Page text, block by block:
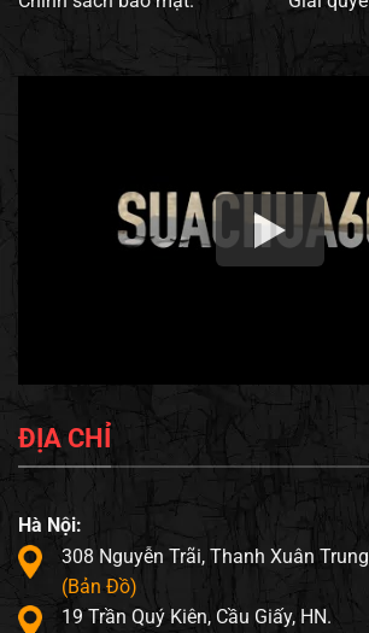
ĐỊA CHỈ
Hà Nội:
308 Nguyễn Trãi, Thanh Xuân
(Bản Đồ)
19 Trần Quý Kiên, Cầu Giấy, HN.